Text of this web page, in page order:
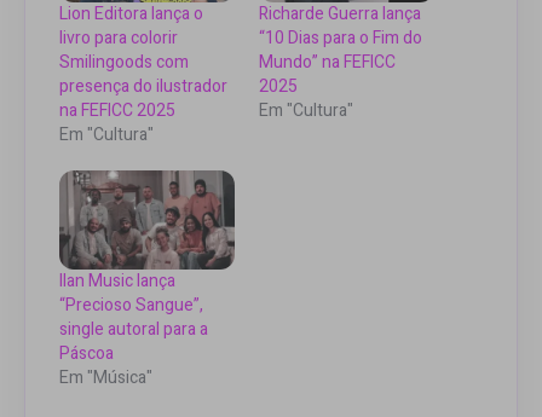
Lion Editora lança o
livro para colorir
Smilingoods com
presença do ilustrador
na FEFICC 2025
Em "Cultura"
Richarde Guerra lança
“10 Dias para o Fim do
Mundo” na FEFICC
2025
Em "Cultura"
Ilan Music lança
“Precioso Sangue”,
single autoral para a
Páscoa
Em "Música"